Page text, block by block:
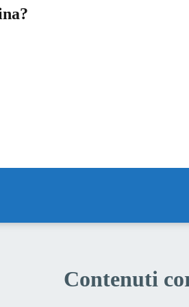
5 stelle su 5
4 stelle su 5
3 stelle su 5
2 stelle su 5
Contenuti